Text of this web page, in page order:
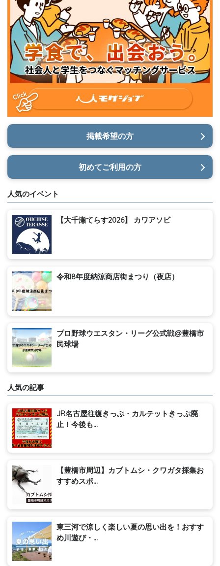
掲載希望の方
初めてご利用の方
人気のイベント
【大千瀬てらす2026】 カワアソビ
令和8年度納涼商店街まつり（夜店）
プロ野球ウエスタン・リーグ公式戦@豊橋市
民球場
人気の記事
JR名古屋往復きっぷ・カルテットきっぷ廃
止！今後も...
【豊橋市周辺】カブトムシ・クワガタ採集お
すすめスポ...
東三河で涼しく楽しい夏の思い出を！おすす
め川遊び・...